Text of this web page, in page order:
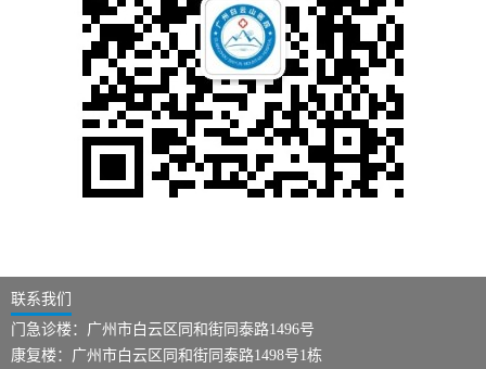
联系我们
门急诊楼：广州市白云区同和街同泰路1496号
康复楼：广州市白云区同和街同泰路1498号1栋